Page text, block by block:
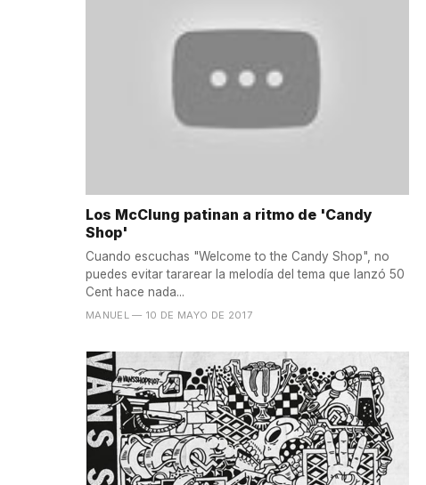
Los McClung patinan a ritmo de 'Candy
Shop'
Cuando escuchas "Welcome to the Candy Shop", no
puedes evitar tararear la melodía del tema que lanzó 50
Cent hace nada...
MANUEL — 10 DE MAYO DE 2017